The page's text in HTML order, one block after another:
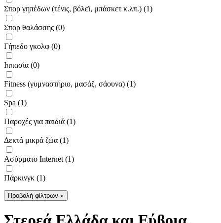
Σπορ γηπέδων (τένις, βόλεϊ, μπάσκετ κ.λπ.) (1)
Σπορ θαλάσσης (0)
Γήπεδο γκολφ (0)
Ιππασία (0)
Fitness (γυμναστήριο, μασάζ, σάουνα) (1)
Spa (1)
Παροχές για παιδιά (1)
Δεκτά μικρά ζώα (1)
Ασύρματο Internet (1)
Πάρκινγκ (1)
Προβολή φίλτρων »